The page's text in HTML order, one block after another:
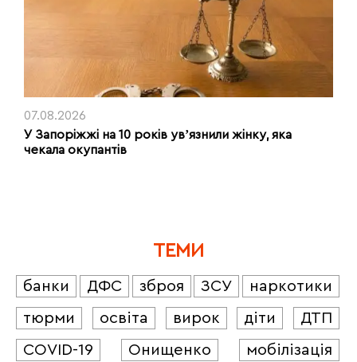
07.08.2026
У Запоріжжі на 10 років увʼязнили жінку, яка
чекала окупантів
ТЕМИ
банки ДФС зброя ЗСУ
наркотики
тюрми
освіта вирок діти
ДТП
COVID-19
Онищенко
мобілізація